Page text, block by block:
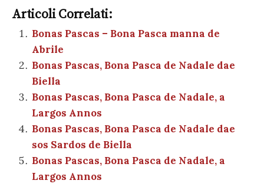
e
b
o
o
k
te
r
es
t A
p
g
er
a
m
dI
n
ai
l
n
di
vi
di
Articoli Correlati:
Bonas Pascas – Bona Pasca manna de
Abrile
Bonas Pascas, Bona Pasca de Nadale dae
Biella
Bonas Pascas, Bona Pasca de Nadale, a
Largos Annos
Bonas Pascas, Bona Pasca de Nadale dae
sos Sardos de Biella
Bonas Pascas, Bona Pasca de Nadale, a
Largos Annos